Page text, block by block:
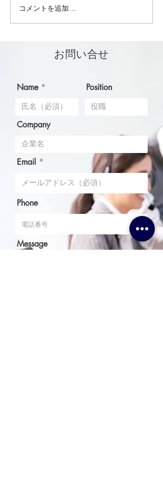
ZEN-bukyo Toolモールに
掲載
コメントを追加…
お問い合せ
Name Position
Company
Email
Phone
Message